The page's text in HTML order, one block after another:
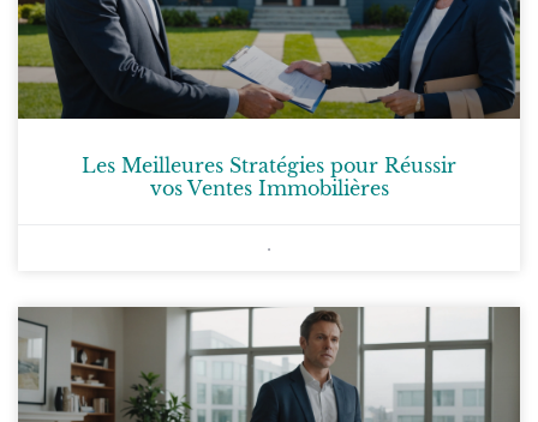
Les Meilleures Stratégies pour Réussir
vos Ventes Immobilières